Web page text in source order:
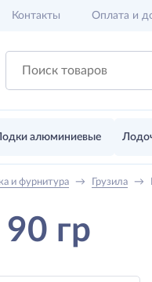
Контакты Оплата и
алюминиевые
и фурнитура → Грузила →
гр